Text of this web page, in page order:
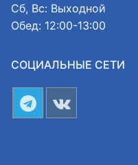
Сб, Вс: Выходной
Обед: 12:00-13:00
СОЦИАЛЬНЫЕ СЕТИ